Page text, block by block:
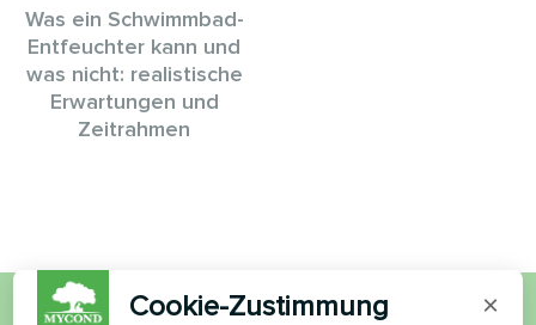
Was ein Schwimmbad-
Entfeuchter kann und
was nicht: realistische
Erwartungen und
Zeitrahmen
Cookie-Zustimmung ×